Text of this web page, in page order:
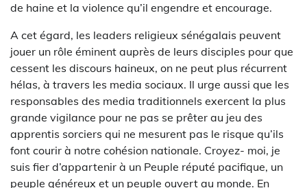
de haine et la violence qu’il engendre et encourage.
A cet égard, les leaders religieux sénégalais peuvent
jouer un rôle éminent auprès de leurs disciples pour que
cessent les discours haineux, on ne peut plus récurrent
hélas, à travers les media sociaux. Il urge aussi que les
responsables des media traditionnels exercent la plus
grande vigilance pour ne pas se prêter au jeu des
apprentis sorciers qui ne mesurent pas le risque qu’ils
font courir à notre cohésion nationale. Croyez- moi, je
suis fier d’appartenir à un Peuple réputé pacifique, un
peuple généreux et un peuple ouvert au monde. En